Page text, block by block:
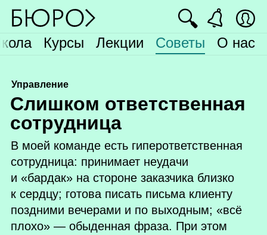
Курсы Лекции Советы О нас
🔍
Управление
Слишком ответственная
сотрудница
В моей команде есть гиперответственная
сотрудница: принимает неудачи
и «бардак» на стороне заказчика близко
к сердцу; готова писать письма клиенту
поздними вечерами и по выходным; «всё
плохо» — обыденная фраза. При этом